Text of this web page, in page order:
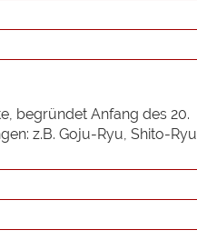
begründet Anfang des 20.
z.B. Goju-Ryu, Shito-Ryu